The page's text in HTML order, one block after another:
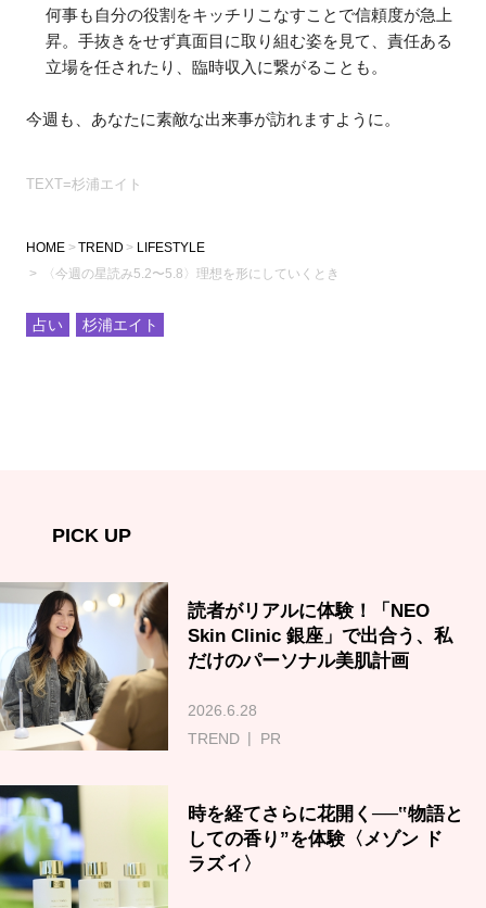
何事も自分の役割をキッチリこなすことで信頼度が急上
昇。手抜きをせず真面目に取り組む姿を見て、責任ある
立場を任されたり、臨時収入に繋がることも。
今週も、あなたに素敵な出来事が訪れますように。
TEXT=杉浦エイト
HOME TREND
LIFESTYLE
〈今週の星読み5.2〜5.8〉理想を形にしていくとき
占い 杉浦エイト
PICK UP
読者がリアルに体験！「NEO
Skin Clinic 銀座」で出合う、私
だけのパーソナル美肌計画
2026.6.28
TREND
PR
時を経てさらに花開く──‟物語と
しての香り”を体験〈メゾン ド
ラズィ〉